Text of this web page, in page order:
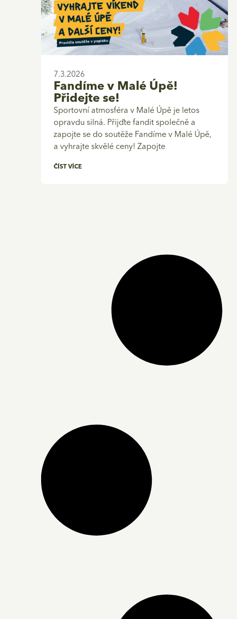
7.3.2026
Fandíme v Malé Úpě!
Přidejte se!
Sportovní atmosféra v Malé Úpě je letos
opravdu silná. Přijďte fandit společně a
zapojte se do soutěže Fandíme v Malé Úpě,
a vyhrajte skvělé ceny! Zapojte
ČÍST VÍCE